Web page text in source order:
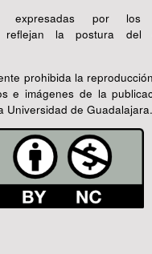
expresadas por los
reflejan la postura
prohibida la
e imágenes de la
Universidad de Guadalajara.